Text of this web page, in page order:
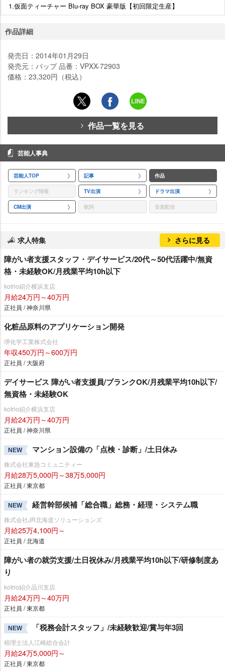
1.仮面ティーチャー Blu-ray BOX 豪華版【初回限定生産】
作品詳細
発売日：2014年01月29日
発売元：バップ 品番：VPXX-72903
価格：23,320円（税込）
作品一覧を見る
芸能人事典
芸能人TOP 記事 作品
ランキング情報 TV出演 ドラマ出演
CM出演 歌詞 音楽配信
求人特集 さらに見る
障がい者支援スタッフ・デイサービス/20代～50代活躍中/無資
格・未経験OK/月残業平均10h以下
kotrio紹介横浜支店
月給24万円～40万円
正社員 / 神奈川県
化粧品原料のアプリケーション開発
堺化学工業株式会社
年収450万円～600万円
正社員 / 大阪府
デイサービス 障がい者支援員/ブランクOK/月残業平均10h以下/
無資格・未経験OK
kotrio紹介横浜支店
月給24万円～40万円
正社員 / 神奈川県
NEW マンション設備の「点検・診断」/土日休み
株式会社東急コミュニティー
月給28万5,000円～38万5,000円
正社員 / 東京都
NEW 経営幹部候補「総合職」総務・経理・システム職
株式会社JR北海道ソリューションズ
月給25万4,100円～
正社員 / 北海道
障がい者の就労支援/土日祝休み/月残業平均10h以下/研修制度あ
り
kotrio紹介品川支店
月給24万円～40万円
正社員 / 東京都
NEW 「税務会計スタッフ」/未経験歓迎/賞与年3回
税理士法人江崎総合会計
月給24万5,000円～
正社員 / 東京都